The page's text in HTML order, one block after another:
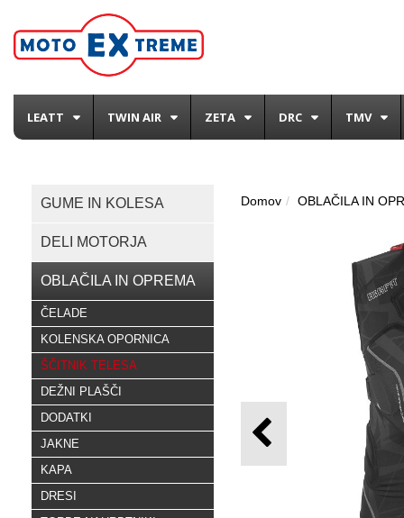
LEATT TWIN AIR ZETA DRC TMV
GUME IN KOLESA
DELI MOTORJA
OBLAČILA IN OPREMA
ČELADE
KOLENSKA OPORNICA
ŠČITNIK TELESA
DEŽNI PLAŠČI
DODATKI
JAKNE
KAPA
DRESI
Domov OBLAČILA IN